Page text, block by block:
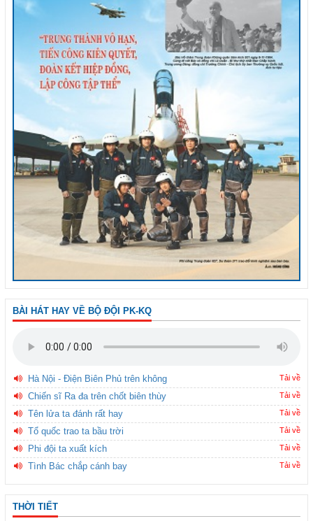
BÀI HÁT HAY VỀ BỘ ĐỘI PK-KQ
Hà Nội - Điện Biên Phủ trên không Tải về
Chiến sĩ Ra đa trên chốt biên thùy Tải về
Tên lửa ta đánh rất hay Tải về
Tổ quốc trao ta bầu trời Tải về
Phi đội ta xuất kích Tải về
Tình Bác chắp cánh bay Tải về
THỜI TIẾT